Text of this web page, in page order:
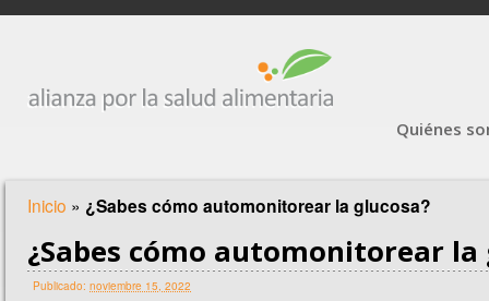
Quiénes
Inicio » ¿Sabes cómo automonitorear la glucosa?
¿Sabes cómo automonitorear la
Publicado: noviembre 15, 2022